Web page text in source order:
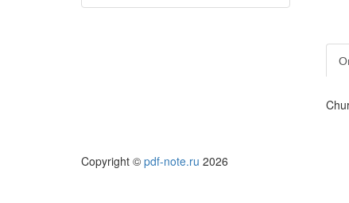
Copyright © pdf-note.ru 2026